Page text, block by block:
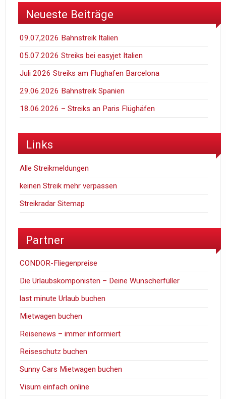
Neueste Beiträge
09.07,2026 Bahnstreik Italien
05.07.2026 Streiks bei easyjet Italien
Juli 2026 Streiks am Flughafen Barcelona
29.06.2026 Bahnstreik Spanien
18.06.2026 – Streiks an Paris Flüghäfen
Links
Alle Streikmeldungen
keinen Streik mehr verpassen
Streikradar Sitemap
Partner
CONDOR-Fliegenpreise
Die Urlaubskomponisten – Deine Wunscherfüller
last minute Urlaub buchen
Mietwagen buchen
Reisenews – immer informiert
Reiseschutz buchen
Sunny Cars Mietwagen buchen
Visum einfach online